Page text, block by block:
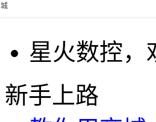
星火数控，
新手上路